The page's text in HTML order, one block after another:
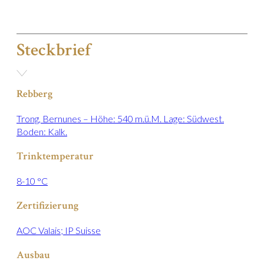
Steckbrief
Rebberg
Trong, Bernunes – Höhe: 540 m.ü.M. Lage: Südwest.
Boden: Kalk.
Trinktemperatur
8-10 °C
Zertifizierung
AOC Valais; IP Suisse
Ausbau